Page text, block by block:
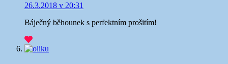
26.3.2018 v 20:31
Báječný běhounek s perfektním prošitím!